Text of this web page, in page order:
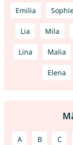
Emilia
Lia Mila
Lina Malia
Elena
A B C